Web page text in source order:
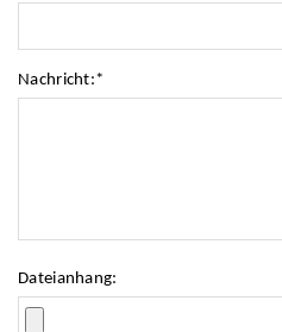
Nachricht:*
Dateianhang: